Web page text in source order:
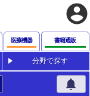
account_circle
医療機器 書籍通販
分野で探す
notifications